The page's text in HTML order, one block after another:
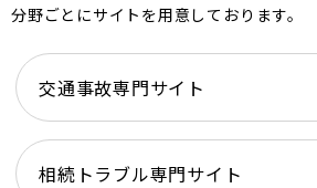
分野ごとにサイトを用意しております。
交通事故専門サイト
相続トラブル専門サイト